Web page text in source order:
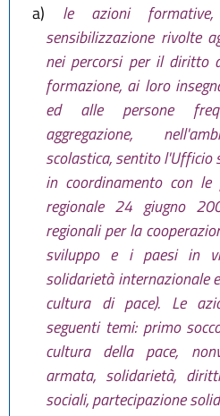
a)
le azioni
sensibilizzazione rivolte
nei percorsi per il diritto
formazione, ai loro
ed alle persone
aggregazione,
scolastica, sentito l'Ufficio
in coordinamento con le
regionale 24 giugno
regionali per la
sviluppo e i paesi in
solidarietà internazionale
cultura di pace). Le
seguenti temi: primo
cultura della pace,
armata, solidarietà,
sociali, partecipazione